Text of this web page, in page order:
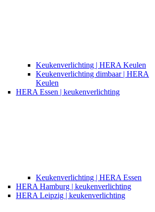
Keukenverlichting | HERA Keulen
Keukenverlichting dimbaar | HERA
Keulen
HERA Essen | keukenverlichting
Keukenverlichting | HERA Essen
HERA Hamburg | keukenverlichting
HERA Leipzig | keukenverlichting